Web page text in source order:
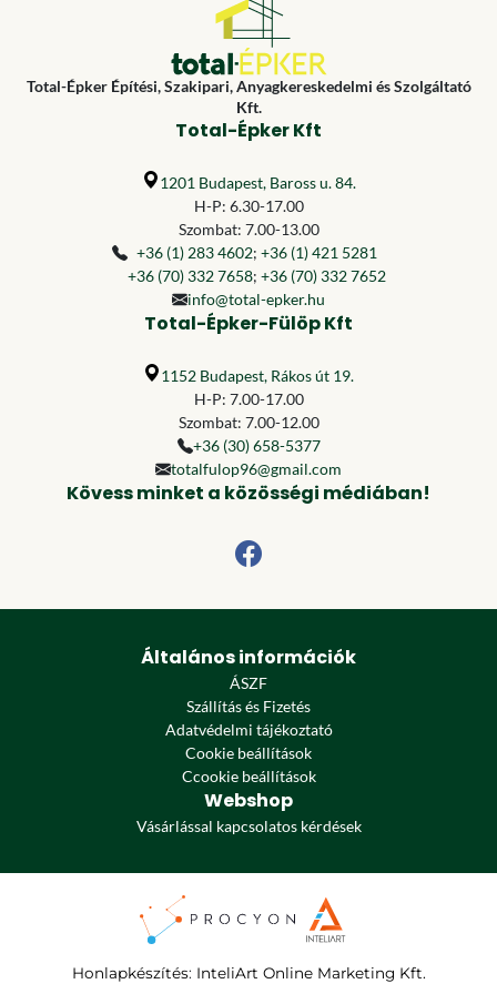
Total-Épker Építési, Szakipari, Anyagkereskedelmi és Szolgáltató
Kft.
Total-Épker Kft
1201 Budapest, Baross u. 84.
H-P: 6.30-17.00
Szombat: 7.00-13.00
+36 (1) 283 4602; +36 (1) 421 5281
+36 (70) 332 7658; +36 (70) 332 7652
info@total-epker.hu
Total-Épker-Fülöp Kft
1152 Budapest, Rákos út 19.
H-P: 7.00-17.00
Szombat: 7.00-12.00
+36 (30) 658-5377
totalfulop96@gmail.com
Kövess minket a közösségi médiában!
Általános információk
ÁSZF
Szállítás és Fizetés
Adatvédelmi tájékoztató
Cookie beállítások
Ccookie beállítások
Webshop
Vásárlással kapcsolatos kérdések
Honlapkészítés: InteliArt Online Marketing Kft.